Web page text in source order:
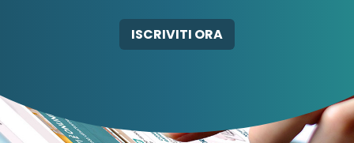
AB-GLOBAL SRL
ABBATE A&V PHARMA
ISCRIVITI ORA